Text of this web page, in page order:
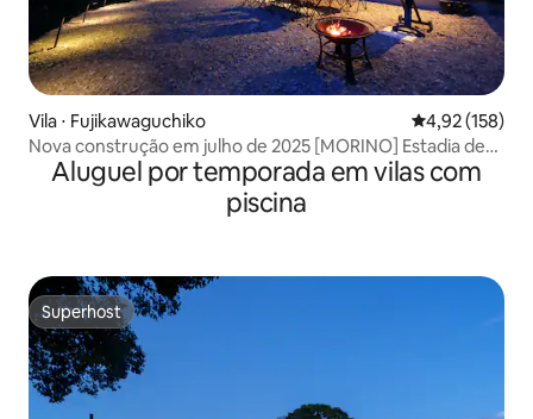
Vila ⋅ Fujikawaguchiko 4,92 de uma
4,92 (158)
Nova construção em julho de 2025 [MORINO] Estadia de
alta qualidade entre a floresta e a luz | Churrasco | Até 14
pessoas | A 10 minutos da saída Kawaguchiko do IC
Aluguel por temporada em vilas com
piscina
Superhost
Superhost